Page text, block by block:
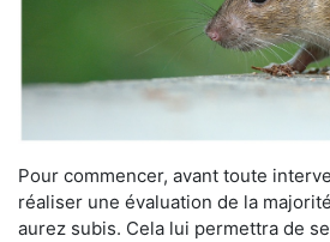
Pour commencer, avant toute
réaliser une évaluation de la
aurez subis. Cela lui permettra de